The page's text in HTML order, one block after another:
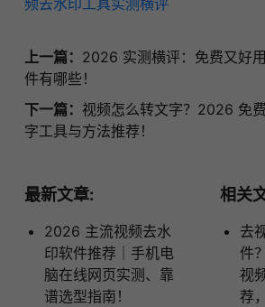
频去水印工具实测横评
上一篇： 2026 实测横评：免费又好
件有哪些！
下一篇： 视频怎么转文字？2026 免
字工具与方法推荐！
最新文章:
2026 主流视频去水
印软件推荐｜手机电
脑在线网页实测、靠
谱选型指南！
相关
去
件
视
荐